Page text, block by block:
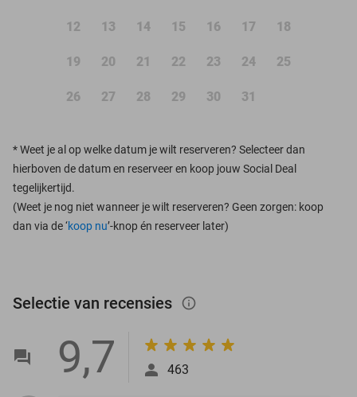
12 13 14 15 16 17 18
19 20 21 22 23 24 25
26 27 28 29 30 31
*Weet je al op welke datum je wilt reserveren? Selecteer dan
hierboven de datum en reserveer en koop jouw Social Deal
tegelijkertijd.
(Weet je nog niet wanneer je wilt reserveren? Geen zorgen: koop
dan via de ‘koop nu’-knop én reserveer later)
Selectie van recensies info_outlined
9,7 463